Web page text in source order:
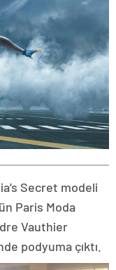
Secret modeli
Paris Moda
Vauthier
podyuma çıktı.